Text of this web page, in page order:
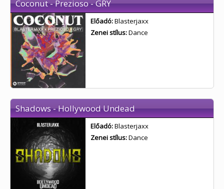
Coconut - Prezioso - GRY
Előadó:Blasterjaxx
Zenei stílus:Dance
Shadows - Hollywood Undead
Előadó:Blasterjaxx
Zenei stílus:Dance